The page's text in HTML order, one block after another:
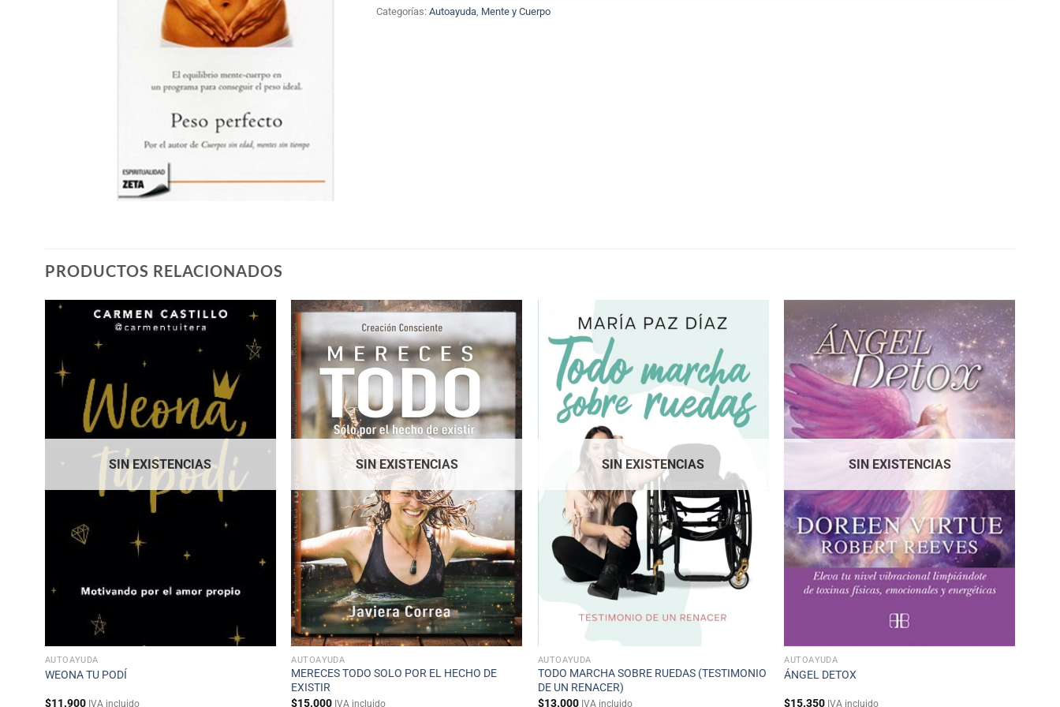
Categorías: Autoayuda Mente y Cuerpo
PRODUCTOS RELACIONADOS
SIN EXISTENCIAS
AUTOAYUDA
WEONA TU PODÍ
$11.900 IVA incluido
SIN EXISTENCIAS
AUTOAYUDA
MERECES TODO SOLO POR EL HECHO DE
EXISTIR
$15.000 IVA incluido
SIN EXISTENCIAS
AUTOAYUDA
TODO MARCHA SOBRE RUEDAS (TESTIMONIO
DE UN RENACER)
$13.000 IVA incluido
SIN EXISTENCIAS
AUTOAYUDA
ÁNGEL DETOX
$15.350 IVA incluido